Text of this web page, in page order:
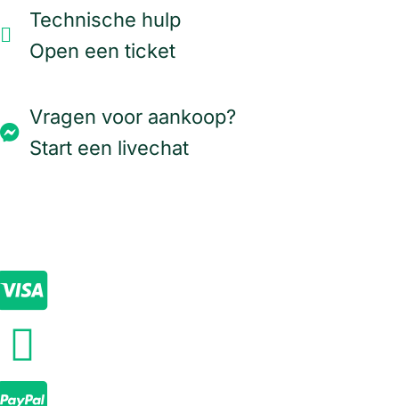
Technische hulp
Open een ticket
Vragen voor aankoop?
Start een livechat